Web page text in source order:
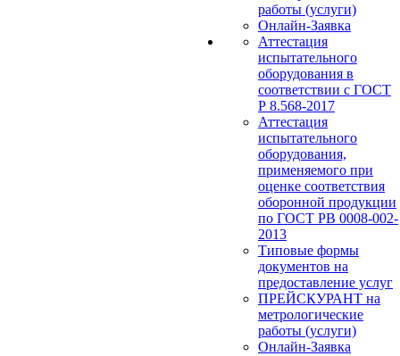
работы (услуги)
Онлайн-Заявка
Аттестация
испытательного
оборудования в
соответствии с ГОСТ
Р 8.568-2017
Аттестация
испытательного
оборудования,
применяемого при
оценке соответствия
оборонной продукции
по ГОСТ РВ 0008-002-
2013
Типовые формы
документов на
предоставление услуг
ПРЕЙСКУРАНТ на
метрологические
работы (услуги)
Онлайн-Заявка